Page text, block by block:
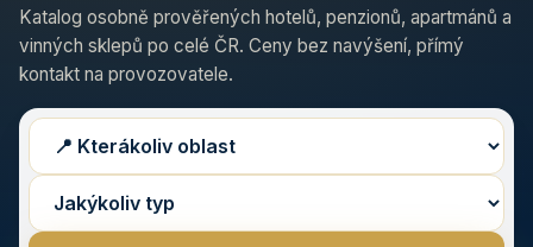
Katalog osobně prověřených hotelů, penzionů, apartmánů a
vinných sklepů po celé ČR. Ceny bez navýšení, přímý
kontakt na provozovatele.